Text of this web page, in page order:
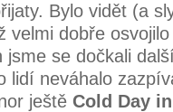
Bylo vidět (a
velmi dobře
jsme se dočkali
lidí neváhalo
ještě Cold Day